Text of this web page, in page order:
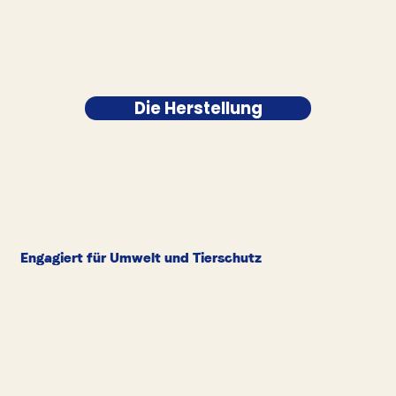
Die Herstellung
Engagiert für Umwelt und Tierschutz